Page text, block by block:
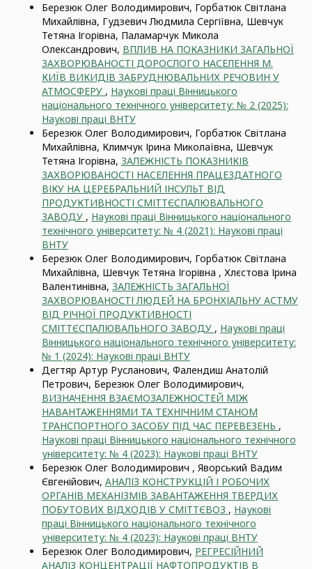
Березюк Олег Володимирович, Горбатюк Світлана
Михайлівна, Гудзевич Людмила Сергіївна, Шевчук
Тетяна Ігорівна, Паламарчук Микола
Олександрович, ВПЛИВ НА ПОКАЗНИКИ ЗАГАЛЬНОЇ
ЗАХВОРЮВАНОСТІ ДОРОСЛОГО НАСЕЛЕННЯ М.
КИЇВ ВИКИДІВ ЗАБРУДНЮВАЛЬНИХ РЕЧОВИН У
АТМОСФЕРУ , Наукові праці Вінницького
національного технічного університету: № 2 (2025):
Наукові праці ВНТУ
Березюк Олег Володимирович, Горбатюк Світлана
Михайлівна, Климчук Ірина Миколаївна, Шевчук
Тетяна Ігорівна, ЗАЛЕЖНІСТЬ ПОКАЗНИКІВ
ЗАХВОРЮВАНОСТІ НАСЕЛЕННЯ ПРАЦЕЗДАТНОГО
ВІКУ НА ЦЕРЕБРАЛЬНИЙ ІНСУЛЬТ ВІД
ПРОДУКТИВНОСТІ СМІТТЄСПАЛЮВАЛЬНОГО
ЗАВОДУ , Наукові праці Вінницького національного
технічного університету: № 4 (2021): Наукові праці
ВНТУ
Березюк Олег Володимирович, Горбатюк Світлана
Михайлівна, Шевчук Тетяна Ігорівна , Хлєстова Ірина
Валентинівна, ЗАЛЕЖНІСТЬ ЗАГАЛЬНОЇ
ЗАХВОРЮВАНОСТІ ЛЮДЕЙ НА БРОНХІАЛЬНУ АСТМУ
ВІД РІЧНОЇ ПРОДУКТИВНОСТІ
СМІТТЄСПАЛЮВАЛЬНОГО ЗАВОДУ , Наукові праці
Вінницького національного технічного університету:
№ 1 (2024): Наукові праці ВНТУ
Дегтяр Артур Русланович, Фалендиш Анатолій
Петрович, Березюк Олег Володимирович,
ВИЗНАЧЕННЯ ВЗАЄМОЗАЛЕЖНОСТЕЙ МIЖ
НАВАНТАЖЕННЯМИ ТА ТЕХНІЧНИМ СТАНОМ
ТРАНСПОРТНОГО ЗАСОБУ ПІД ЧАС ПЕРЕВЕЗЕНЬ ,
Наукові праці Вінницького національного технічного
університету: № 4 (2023): Наукові праці ВНТУ
Березюк Олег Володимирович , Яворський Вадим
Євгенійович, АНАЛІЗ КОНСТРУКЦІЙ І РОБОЧИХ
ОРГАНІВ МЕХАНІЗМІВ ЗАВАНТАЖЕННЯ ТВЕРДИХ
ПОБУТОВИХ ВІДХОДІВ У СМІТТЄВОЗ , Наукові
праці Вінницького національного технічного
університету: № 4 (2023): Наукові праці ВНТУ
Березюк Олег Володимирович, РЕГРЕСІЙНИЙ
АНАЛІЗ КОНЦЕНТРАЦІЇ НАФТОПРОДУКТІВ В